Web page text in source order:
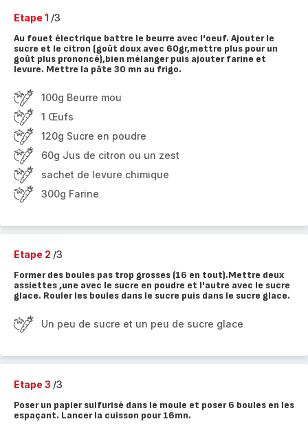
Etape 1 /3
Au fouet électrique battre le beurre avec l'oeuf. Ajouter le
sucre et le citron (goût doux avec 60gr,mettre plus pour un
goût plus prononcé),bien mélanger puis ajouter farine et
levure. Mettre la pâte 30 mn au frigo.
100g Beurre mou
1 Œufs
120g Sucre en poudre
60g Jus de citron ou un zest
sachet de levure chimique
300g Farine
Etape 2 /3
Former des boules pas trop grosses (16 en tout).Mettre deux
assiettes ,une avec le sucre en poudre et l'autre avec le sucre
glace. Rouler les boules dans le sucre puis dans le sucre glace.
Un peu de sucre et un peu de sucre glace
Etape 3 /3
Poser un papier sulfurisé dans le moule et poser 6 boules en les
espaçant. Lancer la cuisson pour 16mn.